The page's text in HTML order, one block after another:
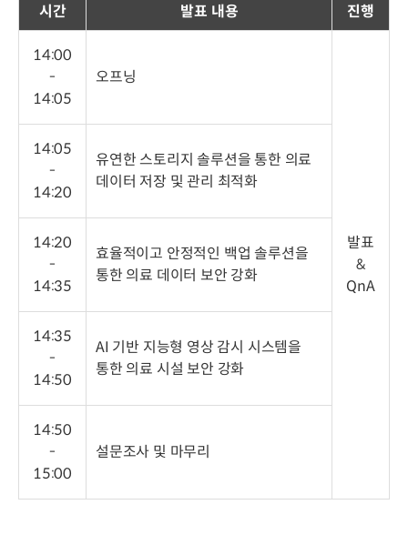
시간 발표 내용 진행
14:00
-
14:05
오프닝
발표
&
QnA
14:05
-
14:20
유연한 스토리지 솔루션을 통한 의료
데이터 저장 및 관리 최적화
14:20
-
14:35
효율적이고 안정적인 백업 솔루션을
통한 의료 데이터 보안 강화
14:35
-
14:50
AI 기반 지능형 영상 감시 시스템을
통한 의료 시설 보안 강화
14:50
-
15:00
설문조사 및 마무리